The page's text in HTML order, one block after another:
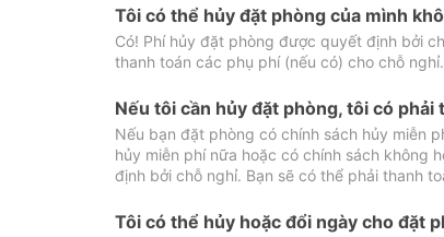
Tôi có thể hủy đặt phòng của mình
Có! Phí hủy đặt phòng được quyết định bởi
thanh toán các phụ phí (nếu có) cho chỗ nghỉ.
Nếu tôi cần hủy đặt phòng, tôi có phải
Nếu bạn đặt phòng có chính sách hủy miễn
hủy miễn phí nữa hoặc có chính sách không
định bởi chỗ nghỉ. Bạn sẽ có thể phải thanh
Tôi có thể hủy hoặc đổi ngày cho đặt